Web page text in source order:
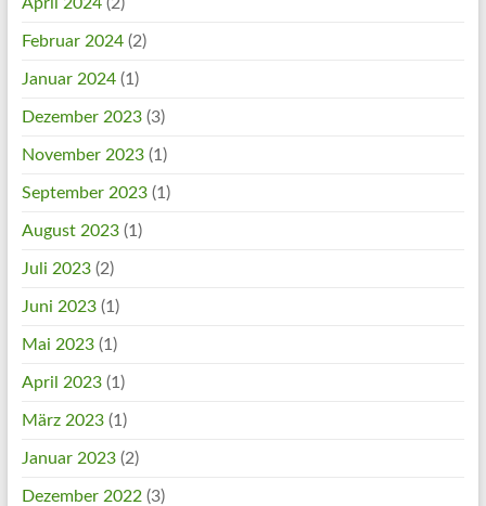
Februar 2024(2)
Januar 2024(1)
Dezember 2023(3)
November 2023(1)
September 2023(1)
August 2023(1)
Juli 2023(2)
Juni 2023(1)
Mai 2023(1)
April 2023(1)
März 2023(1)
Januar 2023(2)
Dezember 2022(3)